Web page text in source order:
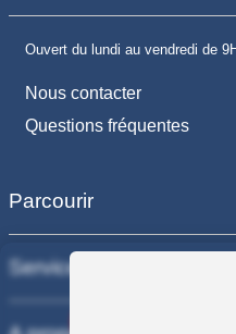
Ouvert du lundi au vendredi de
Nous contacter
Questions fréquentes
Parcourir
Services